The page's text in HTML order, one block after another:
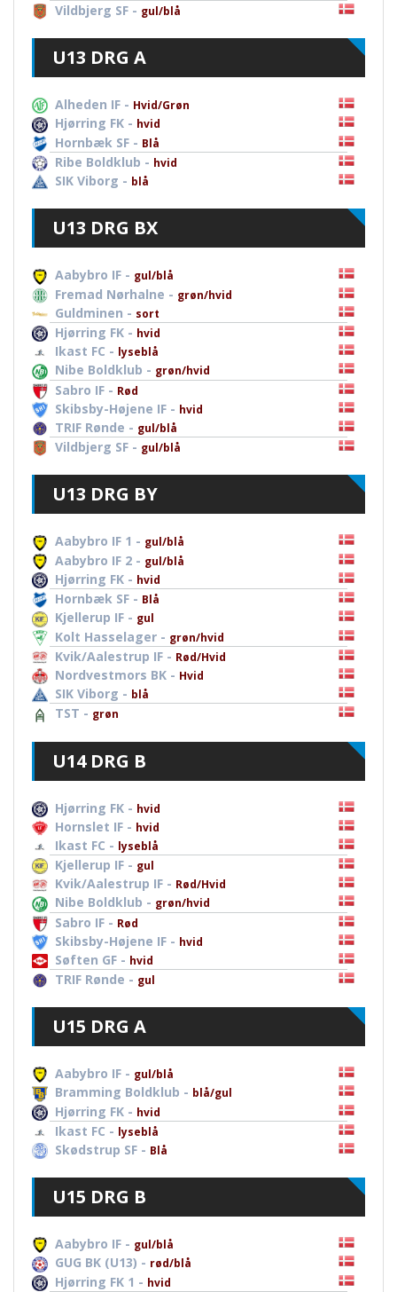
Vildbjerg SF - gul/blå
U13 DRG A
Alheden IF - Hvid/Grøn
Hjørring FK - hvid
Hornbæk SF - Blå
Ribe Boldklub - hvid
SIK Viborg - blå
U13 DRG BX
Aabybro IF - gul/blå
Fremad Nørhalne - grøn/hvid
Guldminen - sort
Hjørring FK - hvid
Ikast FC - lyseblå
Nibe Boldklub - grøn/hvid
Sabro IF - Rød
Skibsby-Højene IF - hvid
TRIF Rønde - gul/blå
Vildbjerg SF - gul/blå
U13 DRG BY
Aabybro IF 1 - gul/blå
Aabybro IF 2 - gul/blå
Hjørring FK - hvid
Hornbæk SF - Blå
Kjellerup IF - gul
Kolt Hasselager - grøn/hvid
Kvik/Aalestrup IF - Rød/Hvid
Nordvestmors BK - Hvid
SIK Viborg - blå
TST - grøn
U14 DRG B
Hjørring FK - hvid
Hornslet IF - hvid
Ikast FC - lyseblå
Kjellerup IF - gul
Kvik/Aalestrup IF - Rød/Hvid
Nibe Boldklub - grøn/hvid
Sabro IF - Rød
Skibsby-Højene IF - hvid
Søften GF - hvid
TRIF Rønde - gul
U15 DRG A
Aabybro IF - gul/blå
Bramming Boldklub - blå/gul
Hjørring FK - hvid
Ikast FC - lyseblå
Skødstrup SF - Blå
U15 DRG B
Aabybro IF - gul/blå
GUG BK (U13) - rød/blå
Hjørring FK 1 - hvid